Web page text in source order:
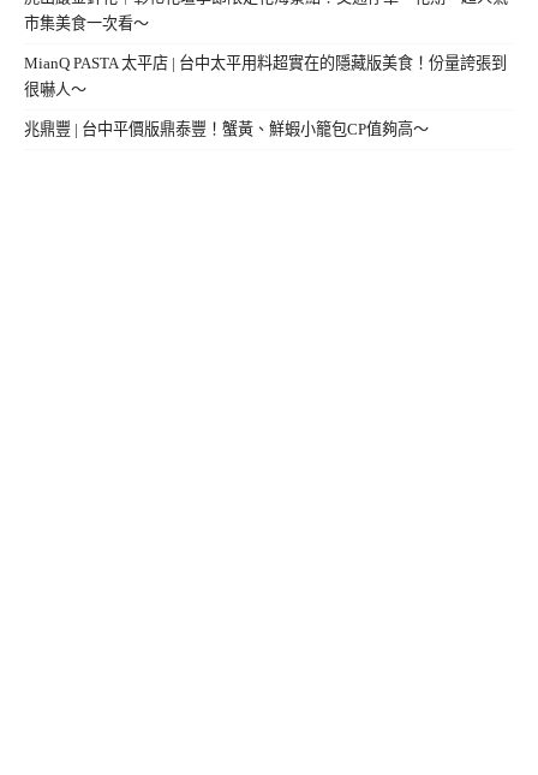
市集美食一次看～
MianQ PASTA 太平店 | 台中太平用料超實在的隱藏版美食！份量誇張到
很嚇人～
兆鼎豐 | 台中平價版鼎泰豐！蟹黃、鮮蝦小籠包CP值夠高～